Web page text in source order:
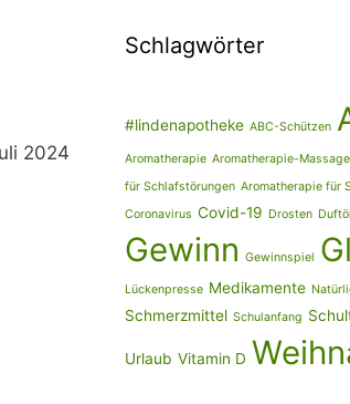
2024
Schlagwörter
#lindenapotheke ABC-Schützen
Aromatherapie Aromatherapie-Massage
für Schlafstörungen Aromatherapie für
Coronavirus Covid-19 Drosten
Gewinn Gewinnspiel
Lückenpresse Medikamente
Schmerzmittel Schulanfang
Urlaub Vitamin D